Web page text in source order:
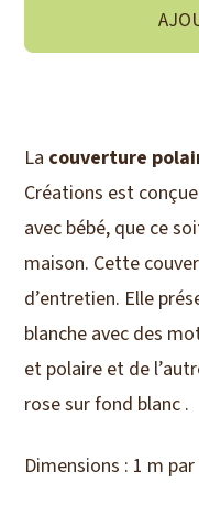
polaire
blanc
/
fleurs
La couverture
Créations est
avec bébé, que ce
maison. Cette
d’entretien. Elle
blanche avec des
et polaire et de
rose sur fond blanc .
Dimensions : 1 m